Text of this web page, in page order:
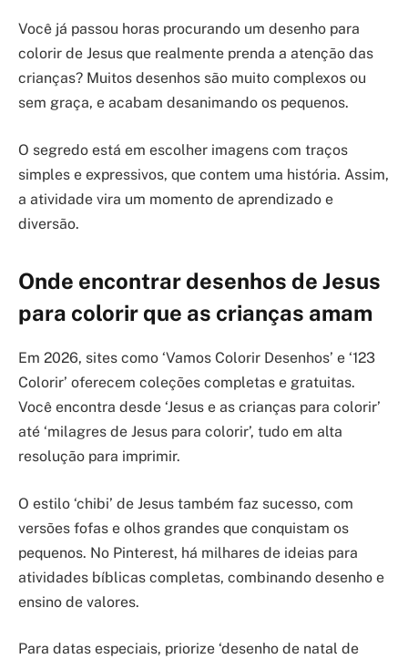
Você já passou horas procurando um desenho para
colorir de Jesus que realmente prenda a atenção das
crianças? Muitos desenhos são muito complexos ou
sem graça, e acabam desanimando os pequenos.
O segredo está em escolher imagens com traços
simples e expressivos, que contem uma história. Assim,
a atividade vira um momento de aprendizado e
diversão.
Onde encontrar desenhos de Jesus
para colorir que as crianças amam
Em 2026, sites como ‘Vamos Colorir Desenhos’ e ‘123
Colorir’ oferecem coleções completas e gratuitas.
Você encontra desde ‘Jesus e as crianças para colorir’
até ‘milagres de Jesus para colorir’, tudo em alta
resolução para imprimir.
O estilo ‘chibi’ de Jesus também faz sucesso, com
versões fofas e olhos grandes que conquistam os
pequenos. No Pinterest, há milhares de ideias para
atividades bíblicas completas, combinando desenho e
ensino de valores.
Para datas especiais, priorize ‘desenho de natal de